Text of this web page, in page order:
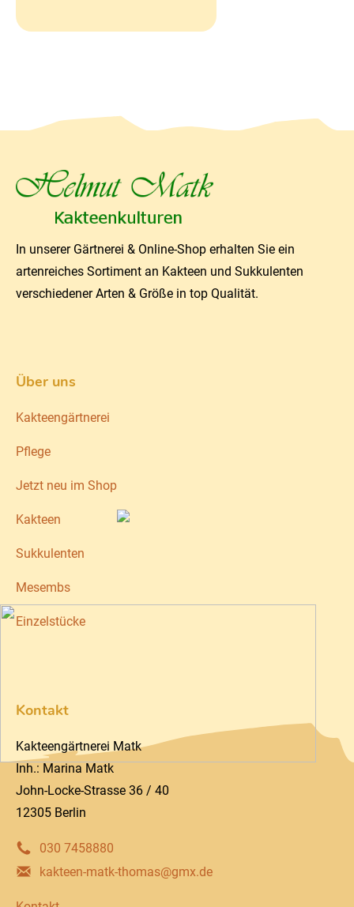
In unserer Gärtnerei & Online-Shop erhalten Sie ein
artenreiches Sortiment an Kakteen und Sukkulenten
verschiedener Arten & Größe in top Qualität.
Über uns
Kakteengärtnerei
Pflege
Jetzt neu im Shop
Kakteen
Sukkulenten
Mesembs
Einzelstücke
Kontakt
Kakteengärtnerei Matk
Inh.: Marina Matk
John-Locke-Strasse 36 / 40
12305 Berlin
030 7458880
kakteen-matk-thomas@gmx.de